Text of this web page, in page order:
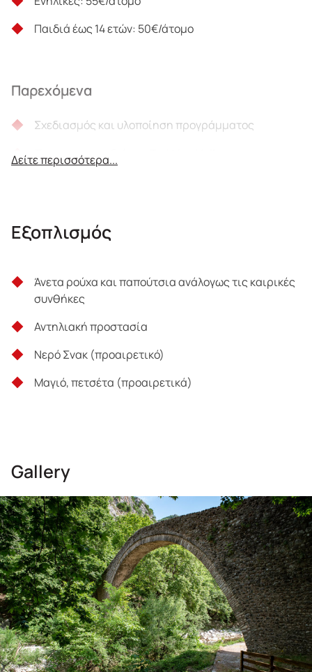
Παιδιά έως 14 ετών: 50€/άτομο
Παρεχόμενα
Σχεδιασμός και υλοποίηση προγράμματος
Έμπειροι συνοδοί της Trekking Hellas
Παραλαβή και παράδοση με 9-θέσιο βαν 2020 από
Μη Παρεχόμενα
Φαγητό & Νερό
Οτιδήποτε δεν αναφέρεται στα παρεχόμενα
Κάθε επιπλέον δραστηριότητα
Βασική φυσική κατάσταση
Γνώσεις κολύμβησης
Δείτε περισσότερα...
Εξοπλισμός
Άνετα ρούχα και παπούτσια ανάλογως τις καιρικές
συνθήκες
Αντηλιακή προστασία
Νερό Σνακ (προαιρετικό)
Μαγιό, πετσέτα (προαιρετικά)
Gallery